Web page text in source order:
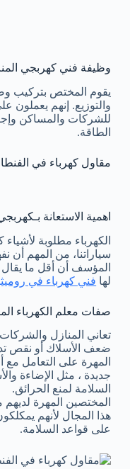
وظيفة فني كهربجي
يقوم المختص بتركيب
والتوزيع. إنهم يعملون
للشركات والمساكن
الطاقة.
مقاول كهرباء في
اهمية الاستعانة
الكهرباء مطلوبة
سياراتنا، من المهم أن
المؤسف أن أقل ما
لها فني كهرباء في
صفات معلم الكهرباء
تعاني المنازل
ضعف الأسلاك أو نقص
المهرة على التعامل
جديدة ، مثل الإضاءة
السلامة لمنع الحرائق.
المختصين المهرة
هذا المجال لأنهم
على قواعد السلامة.